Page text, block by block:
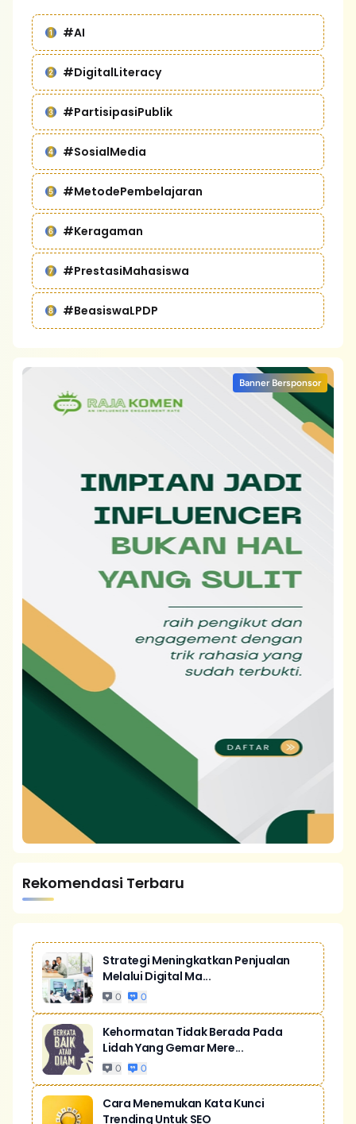
#AI
#DigitalLiteracy
#PartisipasiPublik
#SosialMedia
#MetodePembelajaran
#Keragaman
#PrestasiMahasiswa
#BeasiswaLPDP
Banner Bersponsor
Rekomendasi Terbaru
Strategi Meningkatkan Penjualan
Melalui Digital Ma...
0 0
Kehormatan Tidak Berada Pada
Lidah Yang Gemar Mere...
0 0
Cara Menemukan Kata Kunci
Trending Untuk SEO